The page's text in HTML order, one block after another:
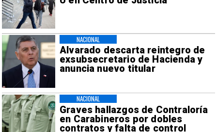
Alvarado descarta reintegro de
exsubsecretario de Hacienda y
anuncia nuevo titular
NACIONAL
Graves hallazgos de Contraloría
en Carabineros por dobles
contratos y falta de control
NACIONAL